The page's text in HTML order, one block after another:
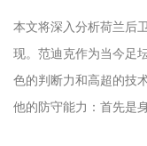
本文将深入分析荷兰后
现。范迪克作为当今足
色的判断力和高超的技
他的防守能力：首先是